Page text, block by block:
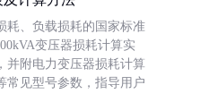
耗、负载损耗的国家标准
变压器损耗计算实
并附电力变压器损耗计算
常见型号参数，指导用户